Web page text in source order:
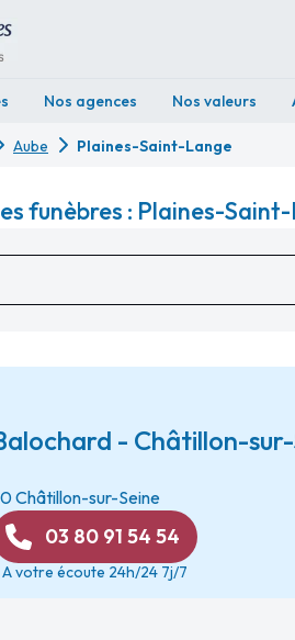
Nos agences Nos valeurs
Aube Plaines-Saint-Lange
funèbres : Plaines-
- Châtillon-
Châtillon-sur-Seine
03 80 91 54 54
A votre écoute 24h/24 7j/7